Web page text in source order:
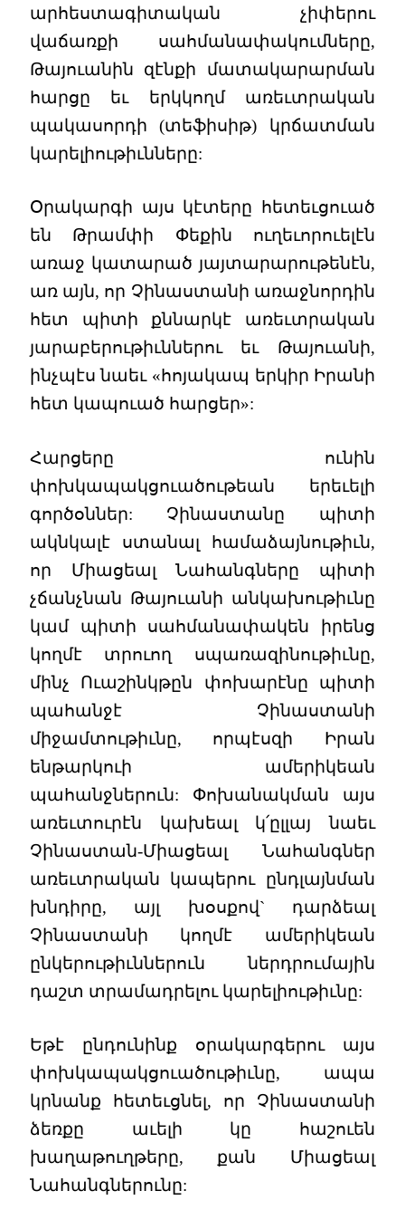
արհեստագիտական չիփերու
վաճառքի սահմանափակումները,
Թայուանին զէնքի մատակարարման
հարցը եւ երկկողմ առեւտրական
պակասորդի (տեֆիսիթ) կրճատման
կարելիութիւնները:
Օրակարգի այս կէտերը հետեւցուած
են Թրամփի Փեքին ուղեւորուելէն
առաջ կատարած յայտարարութենէն,
առ այն, որ Չինաստանի առաջնորդին
հետ պիտի քննարկէ առեւտրական
յարաբերութիւններու եւ Թայուանի,
ինչպէս նաեւ «հոյակապ երկիր Իրանի
հետ կապուած հարցեր»:
Հարցերը ունին
փոխկապակցուածութեան երեւելի
գործօններ: Չինաստանը պիտի
ակնկալէ ստանալ համաձայնութիւն,
որ Միացեալ Նահանգները պիտի
չճանչնան Թայուանի անկախութիւնը
կամ պիտի սահմանափակեն իրենց
կողմէ տրուող սպառազինութիւնը,
մինչ Ուաշինկթըն փոխարէնը պիտի
պահանջէ Չինաստանի
միջամտութիւնը, որպէսզի Իրան
ենթարկուի ամերիկեան
պահանջներուն: Փոխանակման այս
առեւտուրէն կախեալ կ՛ըլլայ նաեւ
Չինաստան-Միացեալ Նահանգներ
առեւտրական կապերու ընդլայնման
խնդիրը, այլ խօսքով` դարձեալ
Չինաստանի կողմէ ամերիկեան
ընկերութիւններուն ներդրումային
դաշտ տրամադրելու կարելիութիւնը:
Եթէ ընդունինք օրակարգերու այս
փոխկապակցուածութիւնը, ապա
կրնանք հետեւցնել, որ Չինաստանի
ձեռքը աւելի կը հաշուեն
խաղաթուղթերը, քան Միացեալ
Նահանգներունը: